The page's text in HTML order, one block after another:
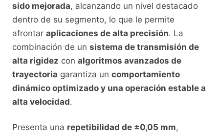
sido mejorada, alcanzando un nivel destacado
dentro de su segmento, lo que le permite
afrontar aplicaciones de alta precisión. La
combinación de un sistema de transmisión de
alta rigidez con algoritmos avanzados de
trayectoria garantiza un comportamiento
dinámico optimizado y una operación estable a
alta velocidad.
Presenta una repetibilidad de ±0,05 mm,